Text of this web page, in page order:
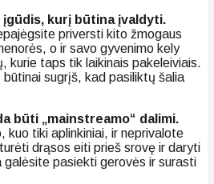
įgūdis, kurį būtina įvaldyti.
priversti kito žmogaus
o ir savo gyvenimo kely
kurie taps tik laikinais pakeleiviais.
būtinai sugrįš, kad pasiliktų šalia
būti „mainstreamo“ dalimi.
kuo tiki aplinkiniai, ir neprivalote
drąsos eiti prieš srovę ir daryti
pasiekti gerovės ir surasti